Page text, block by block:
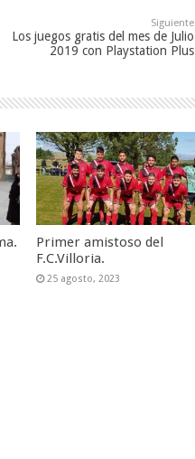
Siguiente
Los juegos gratis del mes de Julio
2019 con Playstation Plus
Primer amistoso del
F.C.Villoria.
25 agosto, 2023